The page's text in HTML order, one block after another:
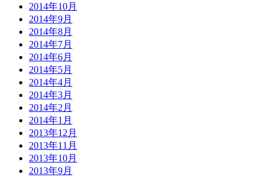
2014年10月
2014年9月
2014年8月
2014年7月
2014年6月
2014年5月
2014年4月
2014年3月
2014年2月
2014年1月
2013年12月
2013年11月
2013年10月
2013年9月